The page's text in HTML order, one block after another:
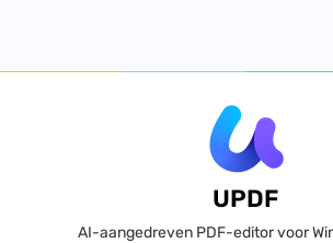
UPDF
AI-aangedreven PDF-editor voor